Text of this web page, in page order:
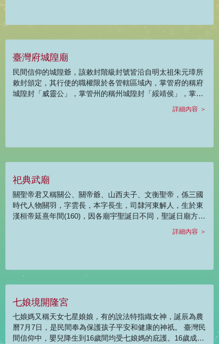
有「大王好日子」之稱。五王范府千歲，聖誕為農曆4月27
臺灣府城隍廟
民間信仰的城隍爺，該敕封階級封號皆沿自明太祖朱元璋所
敕封頒定，其行使的職權限於各管轄區域內，掌管府的稱府
城隍封「威靈公」，掌管州的稱州城隍封「綏靖侯」，掌管
一縣者稱縣城隍封「顯佑伯」。 由於城隍爺是一種官職，並
非某人的獨稱，一地的城隍爺不一定只有一人。在臺灣剛納
朝統治時設臺灣府城隍廟。 府城隍「威靈公」為陽間護國祐
誕廟方定為農曆5月11日，廟方於前一日暖壽，並於5月14日
出碗犒賞衙役。祭典隆重吸引各方信徒來參拜。
詳細內容 ＞
祀典武廟
關聖帝君又稱關公、關帝爺、山西夫子、文衡聖帝，係三國
時代人物關羽，字雲長，本字長生，司隸河東解人，生於東
漢桓帝延熹年間(160)，因各廟宇聖誕日不同，聖誕日廟方定
為農曆6月24日。。 由於三國演義中人物形象的建立，體現
了忠義的精神，加上許多傳奇故事的推波助瀾，倍受中華文
尊稱為協天大帝、伏魔大帝、翊漢天尊等，佛教奉其為護法
變，是傳統社會中跨越最多信仰系統的神明。
詳細內容 ＞
七娘境開隆宮
七娘媽又稱天女七星娘娘，有的說法特指織女神，誕辰為農
曆7月7日，是民間奉為保護孩子平安和健康的神祇。 臺灣民
間信仰中，嬰兒降生到16歲間均受七娘媽的庇護。16歲成年